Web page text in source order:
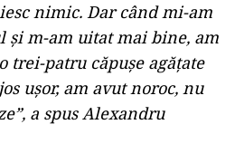
nimic. Dar când mi-am
și m-am uitat mai bine, am
trei-patru căpușe agățate
ușor, am avut noroc, nu
a spus Alexandru